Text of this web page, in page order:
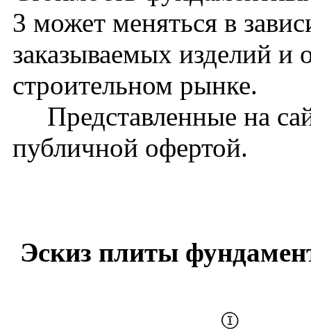
3 может меняться в
заказываемых изделий и
строительном рынке.
Представленные на
публичной офертой.
Эскиз плиты